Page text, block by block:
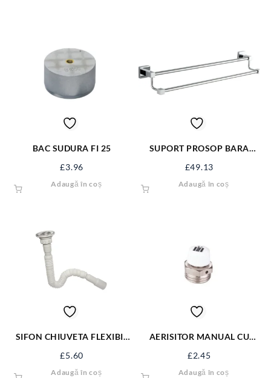
BAC SUDURA FI 25
£3.96
Adaugă în coș
SUPORT PROSOP BARA
£49.13
Adaugă în coș
SIFON CHIUVETA FLEXIBIL
£5.60
Adaugă în coș
AERISITOR MANUAL CU
£2.45
Adaugă în coș